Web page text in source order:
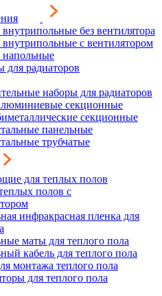
без вентилятора
с вентилятором
радиаторов
наборы для радиаторов
секционные
секционные
панельные
трубчатые
для теплых полов
полов с
инфракрасная пленка для
маты для теплого пола
кабель для теплого пола
монтажа теплого пола
для теплого пола